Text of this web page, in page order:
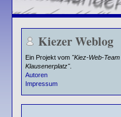
Kiezer Weblog
Ein Projekt vom "Kiez-Web-Team
Klausenerplatz".
Autoren
Impressum